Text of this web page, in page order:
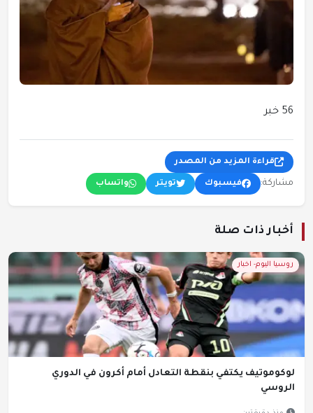
56 خبر
قراءة المزيد من المصدر
مشاركة: فيسبوك تويتر واتساب
أخبار ذات صلة
روسيا اليوم- اخبار
لوكوموتيف يكتفي بنقطة التعادل أمام أكرون في الدوري
الروسي